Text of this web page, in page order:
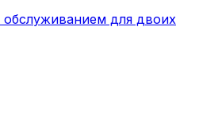
для двоих